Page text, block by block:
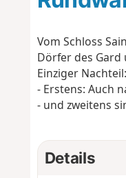
Vom Schloss
Dörfer des
Einziger
- Erstens: Auch
- und zweitens
Details